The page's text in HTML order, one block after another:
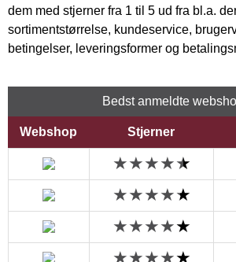
dem med stjerner fra 1 til 5 ud fra bl.a.
sortimentstørrelse, kundeservice,
betingelser, leveringsformer og
Bedst anmeldte
Webshop Stjerner